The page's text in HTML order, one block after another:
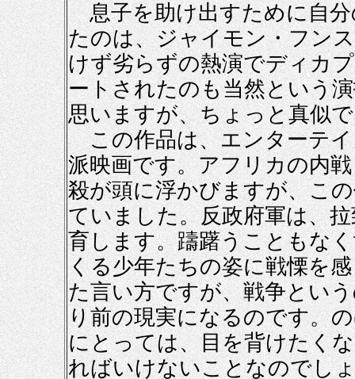
息子を助け出すために自分
たのは、ジャイモン・フン
けず劣らずの熱演でディカ
ートされたのも当然という
思いますが、ちょっと真似
この作品は、エンターテイ
派映画です。アフリカの内
殺が頭に浮かびますが、こ
ていました。反政府軍は、
育します。躊躇うこともな
くる少年たちの姿に戦慄を
た言い方ですが、戦争とい
り前の現実になるのです。
にとっては、目を背けたく
ればいけないことなのでし